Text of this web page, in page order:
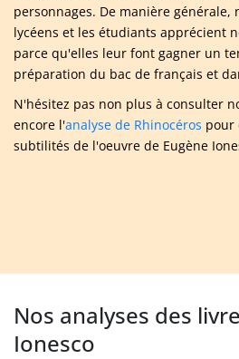
personnages. De manière générale,
lycéens et les étudiants apprécient
parce qu'elles leur font gagner un
préparation du bac de français et
N'hésitez pas non plus à consulter
encore l'analyse de Rhinocéros pour
subtilités de l'oeuvre de Eugène
Nos analyses des
Ionesco